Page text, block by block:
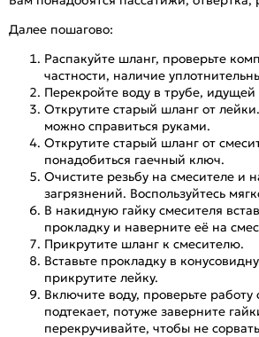
Далее пошагово:
Распакуйте шланг, проверьте
частности, наличие
Перекройте воду в трубе,
Открутите старый шланг от
можно справиться руками.
Открутите старый шланг от
понадобиться гаечный ключ.
Очистите резьбу на смесителе и
загрязнений. Воспользуйтесь
В накидную гайку смесителя
прокладку и наверните её на
Прикрутите шланг к смесителю.
Вставьте прокладку в
прикрутите лейку.
Включите воду, проверьте работу
подтекает, потуже заверните
перекручивайте, чтобы не